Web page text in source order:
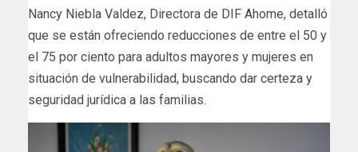
Nancy Niebla Valdez, Directora de DIF Ahome, detalló
que se están ofreciendo reducciones de entre el 50 y
el 75 por ciento para adultos mayores y mujeres en
situación de vulnerabilidad, buscando dar certeza y
seguridad jurídica a las familias.